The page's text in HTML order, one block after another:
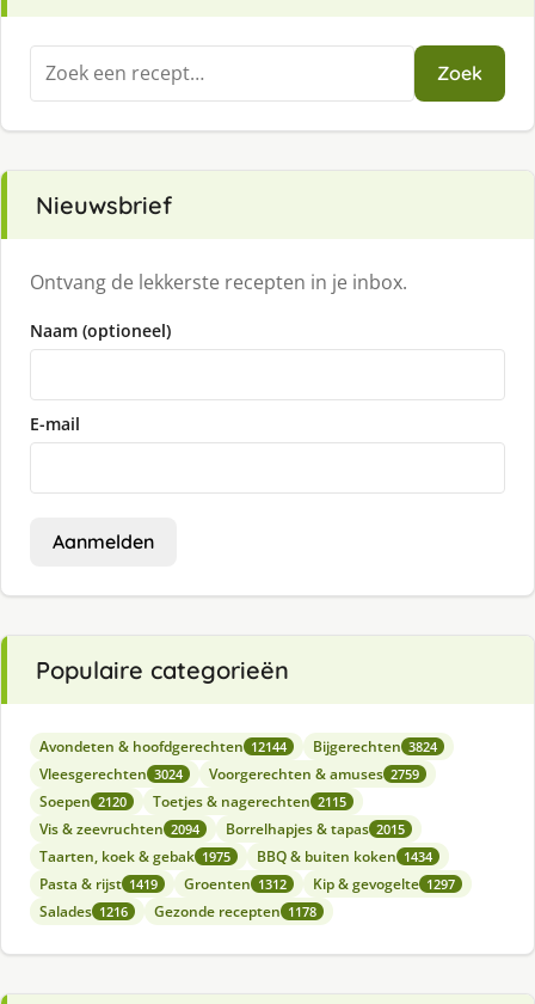
Zoeken
naar:
Zoek
Nieuwsbrief
Ontvang de lekkerste recepten in je inbox.
Naam (optioneel)
E-mail
Aanmelden
Populaire categorieën
Avondeten & hoofdgerechten 12144 Bijgerechten 3824
Vleesgerechten 3024 Voorgerechten & amuses 2759
Soepen 2120 Toetjes & nagerechten 2115
Vis & zeevruchten 2094 Borrelhapjes & tapas 2015
Taarten, koek & gebak 1975 BBQ & buiten koken 1434
Pasta & rijst 1419 Groenten 1312 Kip & gevogelte 1297
Salades 1216 Gezonde recepten 1178